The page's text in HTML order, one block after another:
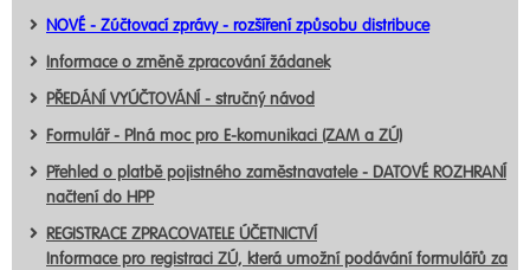
NOVÉ - Zúčtovací zprávy - rozšíření způsobu distribuce
Informace o změně zpracování žádanek
PŘEDÁNÍ VYÚČTOVÁNÍ - stručný návod
Formulář - Plná moc pro E-komunikaci (ZAM a ZÚ)
Přehled o platbě pojistného zaměstnavatele - DATOVÉ ROZHRANÍ
načtení do HPP
REGISTRACE ZPRACOVATELE ÚČETNICTVÍ
Informace pro registraci ZÚ, která umožní podávání formulářů za